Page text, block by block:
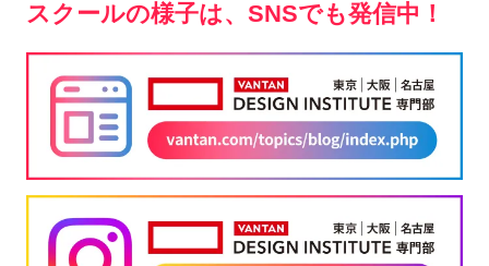
スクールの様子は、SNSでも発信中！